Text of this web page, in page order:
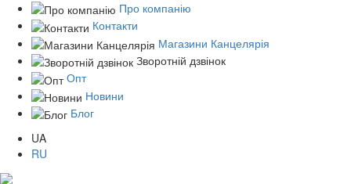
Про компанію
Контакти
Магазини Канцелярія
Зворотній дзвінок
Опт
Новини
Блог
UA
RU